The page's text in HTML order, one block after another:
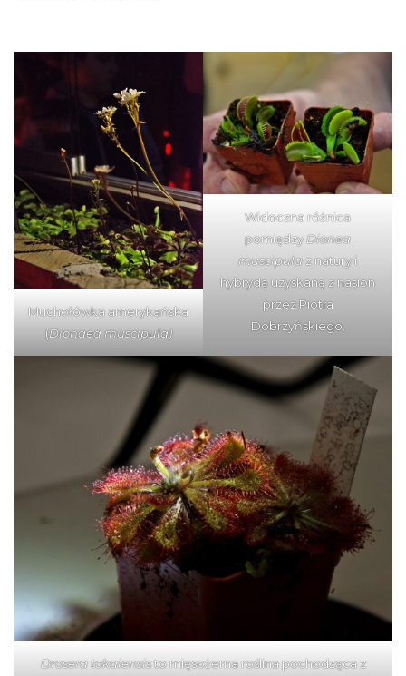
Muchołówka amerykańska
(Dionaea muscipula)
Widoczna różnica
pomiędzyDionea
muscipula z natury i
hybrydą uzyskaną z nasion
przez Piotra
Dobrzyńskiego.
Drosera tokaiensisto mięsożerna roślina pochodząca z